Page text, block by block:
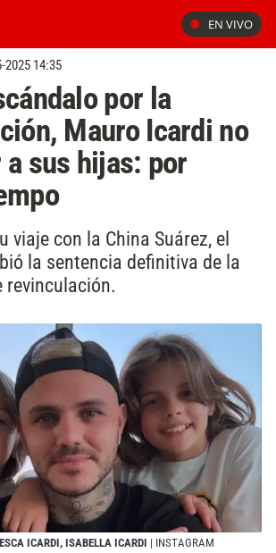
EN VIVO
2025 14:35
por la
Mauro Icardi no
a sus hijas: por
viaje con la China Suárez, el
la sentencia definitiva de la
revinculación.
ICARDI, ISABELLA ICARDI | INSTAGRAM